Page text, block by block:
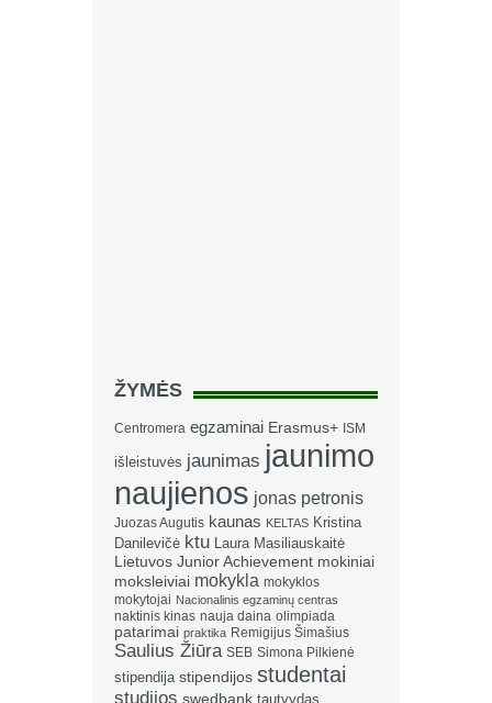
ŽYMĖS
Centromera egzaminai Erasmus+ ISM
išleistuvės jaunimas jaunimo
naujienos jonas petronis
Juozas Augutis kaunas KELTAS Kristina
Danilevičė ktu Laura Masiliauskaitė
Lietuvos Junior Achievement mokiniai
moksleiviai mokykla mokyklos
mokytojai Nacionalinis egzaminų centras
naktinis kinas nauja daina olimpiada
patarimai praktika Remigijus Šimašius
Saulius Žiūra SEB Simona Pilkienė
stipendija stipendijos studentai
studijos swedbank tautvydas